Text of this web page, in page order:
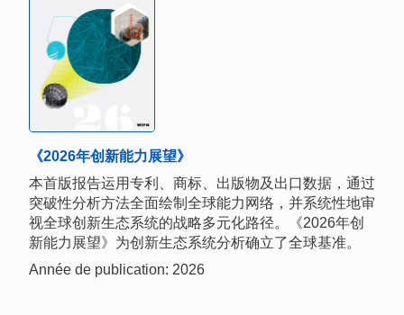
《2026年创新能力展望》
本首版报告运用专利、商标、出版物及出口数据，通过
突破性分析方法全面绘制全球能力网络，并系统性地审
视全球创新生态系统的战略多元化路径。《2026年创
新能力展望》为创新生态系统分析确立了全球基准。
Année de publication: 2026